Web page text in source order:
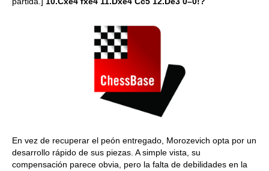
En vez de recuperar el peón entregado, Morozevich opta por un
desarrollo rápido de sus piezas. A simple vista, su
compensación parece obvia, pero la falta de debilidades en la